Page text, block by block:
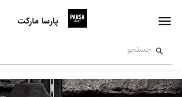
پارسا مارکت